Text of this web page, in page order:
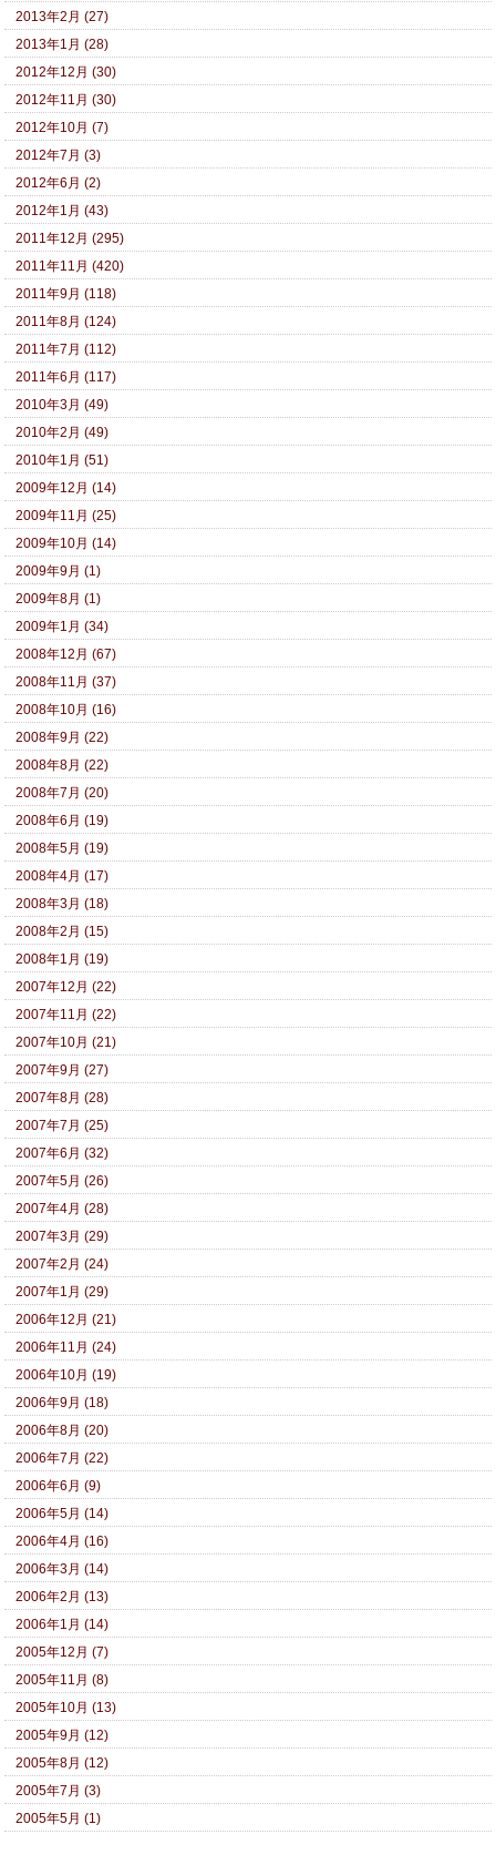
2013年2月 (27)
2013年1月 (28)
2012年12月 (30)
2012年11月 (30)
2012年10月 (7)
2012年7月 (3)
2012年6月 (2)
2012年1月 (43)
2011年12月 (295)
2011年11月 (420)
2011年9月 (118)
2011年8月 (124)
2011年7月 (112)
2011年6月 (117)
2010年3月 (49)
2010年2月 (49)
2010年1月 (51)
2009年12月 (14)
2009年11月 (25)
2009年10月 (14)
2009年9月 (1)
2009年8月 (1)
2009年1月 (34)
2008年12月 (67)
2008年11月 (37)
2008年10月 (16)
2008年9月 (22)
2008年8月 (22)
2008年7月 (20)
2008年6月 (19)
2008年5月 (19)
2008年4月 (17)
2008年3月 (18)
2008年2月 (15)
2008年1月 (19)
2007年12月 (22)
2007年11月 (22)
2007年10月 (21)
2007年9月 (27)
2007年8月 (28)
2007年7月 (25)
2007年6月 (32)
2007年5月 (26)
2007年4月 (28)
2007年3月 (29)
2007年2月 (24)
2007年1月 (29)
2006年12月 (21)
2006年11月 (24)
2006年10月 (19)
2006年9月 (18)
2006年8月 (20)
2006年7月 (22)
2006年6月 (9)
2006年5月 (14)
2006年4月 (16)
2006年3月 (14)
2006年2月 (13)
2006年1月 (14)
2005年12月 (7)
2005年11月 (8)
2005年10月 (13)
2005年9月 (12)
2005年8月 (12)
2005年7月 (3)
2005年5月 (1)